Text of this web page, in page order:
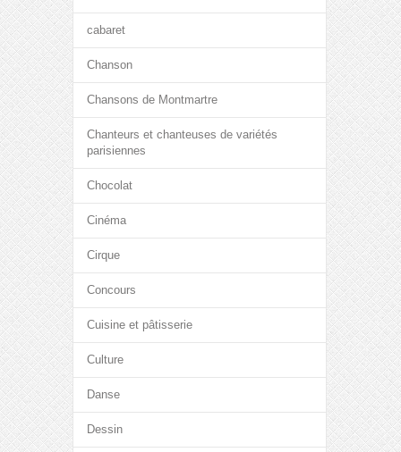
cabaret
Chanson
Chansons de Montmartre
Chanteurs et chanteuses de variétés
parisiennes
Chocolat
Cinéma
Cirque
Concours
Cuisine et pâtisserie
Culture
Danse
Dessin